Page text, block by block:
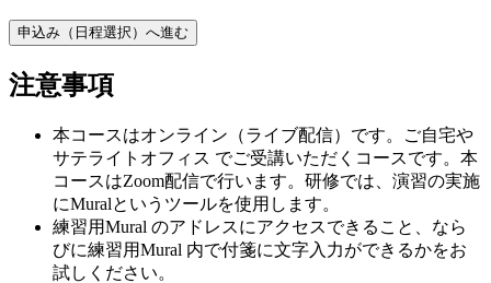
申込み（日程選択）へ進む
注意事項
本コースはオンライン（ライブ配信）です。ご自宅や
サテライトオフィス でご受講いただくコースです。本
コースはZoom配信で行います。研修では、演習の実施
にMuralというツールを使用します。
練習用Mural のアドレスにアクセスできること、なら
びに練習用Mural 内で付箋に文字入力ができるかをお
試しください。